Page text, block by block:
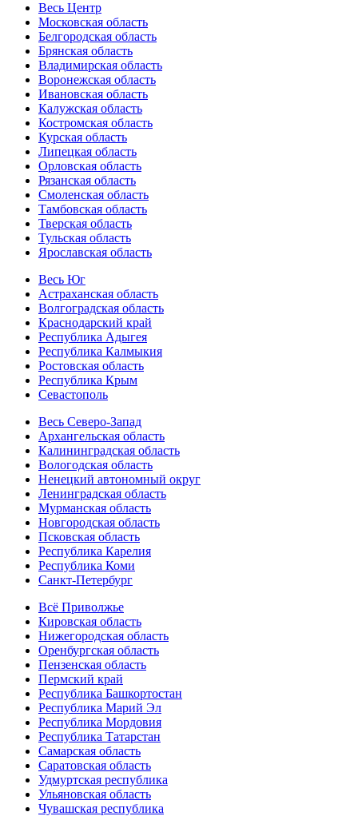
Весь Центр
Московская область
Белгородская область
Брянская область
Владимирская область
Воронежская область
Ивановская область
Калужская область
Костромская область
Курская область
Липецкая область
Орловская область
Рязанская область
Смоленская область
Тамбовская область
Тверская область
Тульская область
Ярославская область
Весь Юг
Астраханская область
Волгоградская область
Краснодарский край
Республика Адыгея
Республика Калмыкия
Ростовская область
Республика Крым
Севастополь
Весь Северо-Запад
Архангельская область
Калининградская область
Вологодская область
Ненецкий автономный округ
Ленинградская область
Мурманская область
Новгородская область
Псковская область
Республика Карелия
Республика Коми
Санкт-Петербург
Всё Приволжье
Кировская область
Нижегородская область
Оренбургская область
Пензенская область
Пермский край
Республика Башкортостан
Республика Марий Эл
Республика Мордовия
Республика Татарстан
Самарская область
Саратовская область
Удмуртская республика
Ульяновская область
Чувашская республика